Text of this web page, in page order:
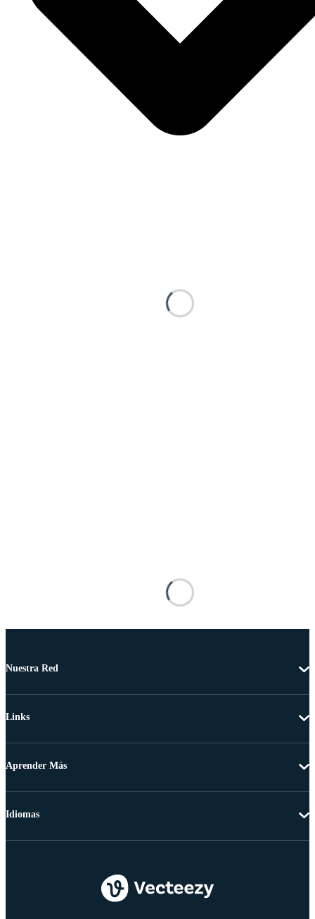
Nuestra Red
Links
Aprender Más
Idiomas